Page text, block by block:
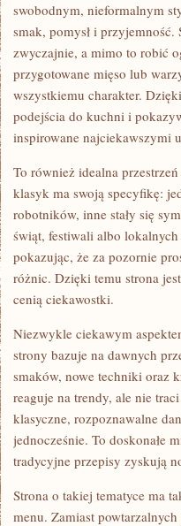
swobodnym, nieformalnym
smak, pomysł i
zwyczajnie, a mimo to robić
przygotowane mięso lub
wszystkiemu charakter.
podejścia do kuchni i
inspirowane najciekawszymi
To również idealna
klasyk ma swoją specyfikę:
robotników, inne stały się
świąt, festiwali albo
pokazując, że za pozornie
różnic. Dzięki temu strona
cenią ciekawostki.
Niezwykle ciekawym
strony bazuje na dawnych
smaków, nowe techniki oraz
reaguje na trendy, ale nie
klasyczne, rozpoznawalne
jednocześnie. To doskonałe
tradycyjne przepisy zyskują
Strona o takiej tematyce ma
menu. Zamiast